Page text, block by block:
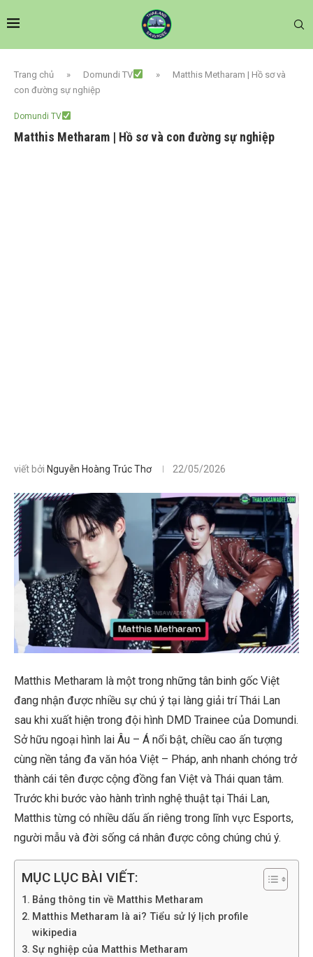
Trang chủ » Domundi TV »
Matthis Metharam | Hồ sơ và
con đường sự nghiệp
Domundi TV
Matthis Metharam | Hồ sơ và con đường sự nghiệp
viết bởi Nguyễn Hoàng Trúc Thơ 22/05/2026
Matthis Metharam là một trong những tân binh gốc Việt
đang nhận được nhiều sự chú ý tại làng giải trí Thái Lan
sau khi xuất hiện trong đội hình DMD Trainee của Domundi.
Sở hữu ngoại hình lai Âu – Á nổi bật, chiều cao ấn tượng
cùng nền tảng đa văn hóa Việt – Pháp, anh nhanh chóng trở
thành cái tên được cộng đồng fan Việt và Thái quan tâm.
Trước khi bước vào hành trình nghệ thuật tại Thái Lan,
Matthis từng có nhiều dấu ấn riêng trong lĩnh vực Esports,
người mẫu và đời sống cá nhân được công chúng chú ý.
MỤC LỤC BÀI VIẾT:
Bảng thông tin về Matthis Metharam
Matthis Metharam là ai? Tiểu sử lý lịch profile
wikipedia
Sự nghiệp của Matthis Metharam